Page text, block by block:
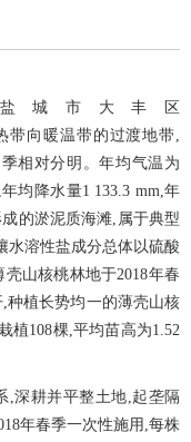
城市大丰区
带向暖温带的过渡地带,
相对分明。年均气温为
均降水量1 133.3 mm,年
的淤泥质海滩,属于典型
水溶性盐成分总体以硫酸
壳山核桃林地于2018年春
种植长势均一的薄壳山核
植108棵,平均苗高为1.52
,深耕并平整土地,起垄隔
年春季一次性施用,每株